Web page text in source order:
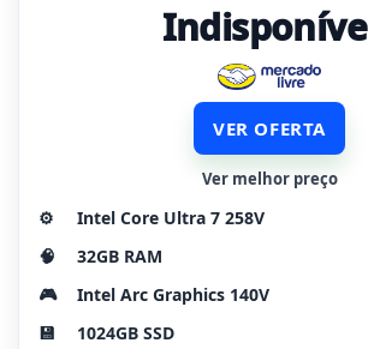
VER OFERTA
Ver melhor preço
⚙️
Intel Core Ultra 7 258V
🧠
32GB RAM
🎮
Intel Arc Graphics 140V
💾
1024GB SSD